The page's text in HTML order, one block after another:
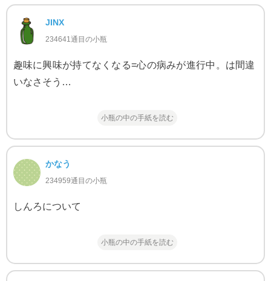
JINX
234641通目の小瓶
趣味に興味が持てなくなる=心の病みが進行中。は間違
いなさそう…
小瓶の中の手紙を読む
かなう
234959通目の小瓶
しんろについて
小瓶の中の手紙を読む